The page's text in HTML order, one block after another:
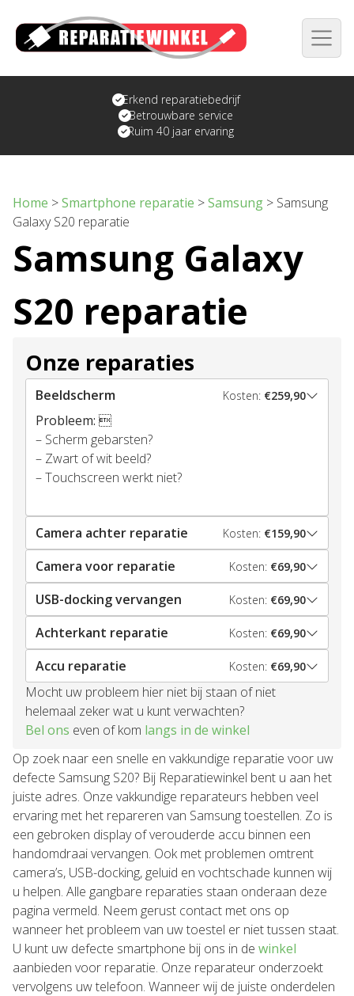
Erkend reparatiebedrijf
Betrouwbare service
Ruim 40 jaar ervaring
Home >Smartphone reparatie >Samsung > Samsung
Galaxy S20 reparatie
Samsung Galaxy
S20 reparatie
Onze reparaties
Beeldscherm Kosten: €259,90
Probleem: 
– Scherm gebarsten?
– Zwart of wit beeld?
– Touchscreen werkt niet?
Camera achter reparatie Kosten: €159,90
Camera voor reparatie Kosten: €69,90
USB-docking vervangen Kosten: €69,90
Achterkant reparatie Kosten: €69,90
Accu reparatie Kosten: €69,90
Mocht uw probleem hier niet bij staan of niet
helemaal zeker wat u kunt verwachten?
Bel ons even of kom langs in de winkel
Op zoek naar een snelle en vakkundige reparatie voor uw
defecte Samsung S20? Bij Reparatiewinkel bent u aan het
juiste adres. Onze vakkundige reparateurs hebben veel
ervaring met het repareren van Samsung toestellen. Zo is
een gebroken display of verouderde accu binnen een
handomdraai vervangen. Ook met problemen omtrent
camera’s, USB-docking, geluid en vochtschade kunnen wij
u helpen. Alle gangbare reparaties staan onderaan deze
pagina vermeld. Neem gerust contact met ons op
wanneer het probleem van uw toestel er niet tussen staat.
U kunt uw defecte smartphone bij ons in de winkel
aanbieden voor reparatie. Onze reparateur onderzoekt
vervolgens uw telefoon. Wanneer wij de juiste onderdelen